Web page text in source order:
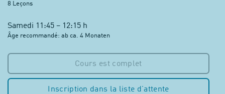
8 Leçons
Samedi 11:45 – 12:15 h
Âge recommandé: ab ca. 4 Monaten
Cours est complet
Inscription dans la liste d’attente